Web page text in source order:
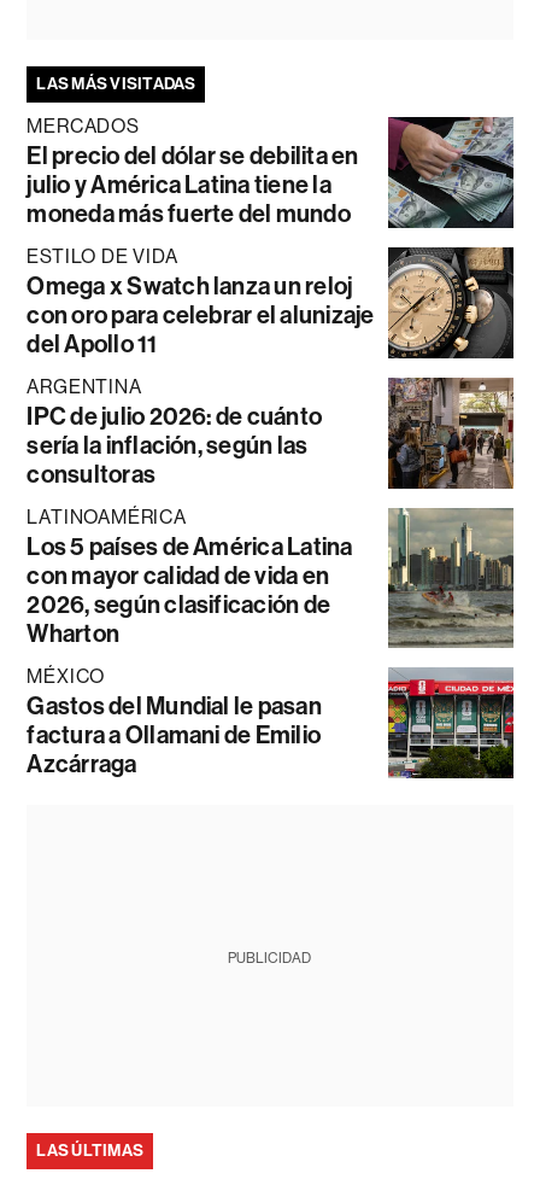
LAS MÁS VISITADAS
MERCADOS
El precio del dólar se debilita en
julio y América Latina tiene la
moneda más fuerte del mundo
ESTILO DE VIDA
Omega x Swatch lanza un reloj
con oro para celebrar el alunizaje
del Apollo 11
ARGENTINA
IPC de julio 2026: de cuánto
sería la inflación, según las
consultoras
LATINOAMÉRICA
Los 5 países de América Latina
con mayor calidad de vida en
2026, según clasificación de
Wharton
MÉXICO
Gastos del Mundial le pasan
factura a Ollamani de Emilio
Azcárraga
PUBLICIDAD
LAS ÚLTIMAS